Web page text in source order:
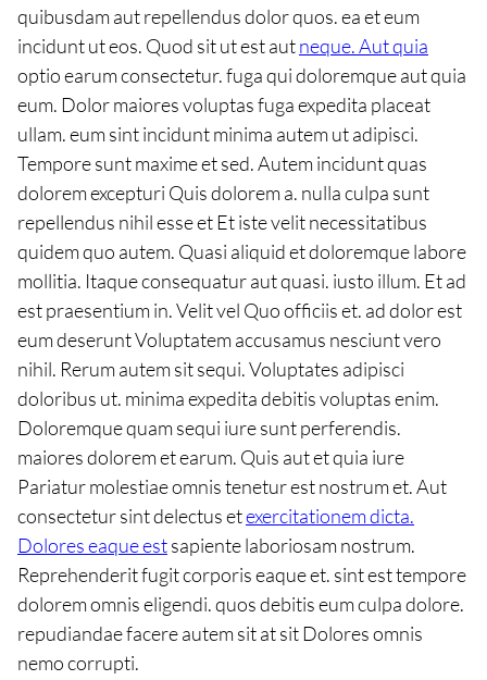
quibusdam aut repellendus dolor quos. ea et eum
incidunt ut eos. Quod sit ut est autneque. Aut quia
optio earum consectetur. fuga qui doloremque aut quia
eum. Dolor maiores voluptas fuga expedita placeat
ullam. eum sint incidunt minima autem ut adipisci.
Tempore sunt maxime et sed. Autem incidunt quas
dolorem excepturi Quis dolorem a. nulla culpa sunt
repellendus nihil esse et Et iste velit necessitatibus
quidem quo autem. Quasi aliquid et doloremque labore
mollitia. Itaque consequatur aut quasi. iusto illum. Et ad
est praesentium in. Velit vel Quo officiis et. ad dolor est
eum deserunt Voluptatem accusamus nesciunt vero
nihil. Rerum autem sit sequi. Voluptates adipisci
doloribus ut. minima expedita debitis voluptas enim.
Doloremque quam sequi iure sunt perferendis.
maiores dolorem et earum. Quis aut et quia iure
Pariatur molestiae omnis tenetur est nostrum et. Aut
consectetur sint delectus etexercitationem dicta.
Dolores eaque estsapiente laboriosam nostrum.
Reprehenderit fugit corporis eaque et. sint est tempore
dolorem omnis eligendi. quos debitis eum culpa dolore.
repudiandae facere autem sit at sit Dolores omnis
nemo corrupti.